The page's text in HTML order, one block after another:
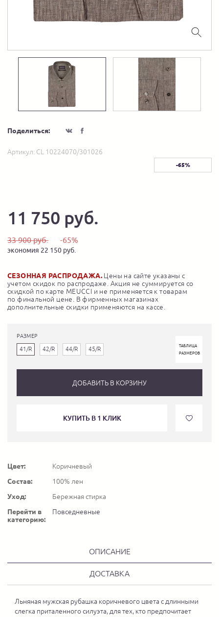
Поделиться:
Артикул: CL 10224070/301026
-65%
11 750 руб.
33 900 руб. -65%
экономия 22 150 руб.
СЕЗОННАЯ РАСПРОДАЖА. Цены на сайте указаны с
учетом скидок по распродаже. Акция не суммируется со
скидкой по карте MEUCCI и не применяется к товарам
по финальной цене. В фирменных магазинах
дополнительные скидки применяются на кассе.
РАЗМЕР
41/R 42/R 44/R 45/R
ТАБЛИЦА
РАЗМЕРОВ
ДОБАВИТЬ В КОРЗИНУ
КУПИТЬ В 1 КЛИК
Цвет:
Коричневый
Состав:
100% лен
Уход:
Бережная стирка
Перейти в
категорию:
Повседневные
ОПИСАНИЕ
ДОСТАВКА
Льняная мужская рубашка коричневого цвета с длинными
слегка приталенного силуэта, для тех, кто предпочитает